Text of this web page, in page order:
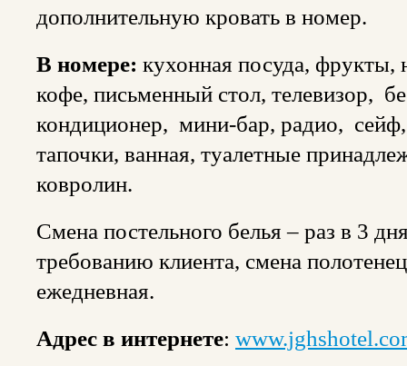
дополнительную кровать в номер.
В номере: кухонная посуда, фрукты,
кофе, письменный стол, телевизор,
кондиционер, мини-бар, радио,
тапочки, ванная, туалетные
ковролин.
Смена постельного белья – раз в 3
требованию клиента, смена
ежедневная.
Адрес в интернете: